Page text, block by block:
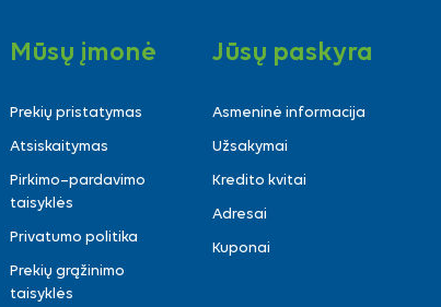
Mūsų įmonė
Prekių pristatymas
Atsiskaitymas
Pirkimo–pardavimo
taisyklės
Privatumo politika
Prekių grąžinimo
taisyklės
Jūsų paskyra
Asmeninė informacija
Užsakymai
Kredito kvitai
Adresai
Kuponai